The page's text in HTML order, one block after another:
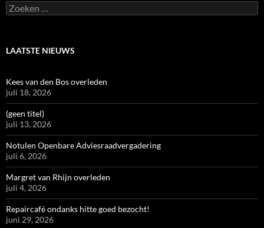
Zoeken
naar:
LAATSTE NIEUWS
Kees van den Bos overleden
juli 18, 2026
(geen titel)
juli 13, 2026
Notulen Openbare Adviesraadvergadering
juli 6, 2026
Margret van Rhijn overleden
juli 4, 2026
Repaircafé ondanks hitte goed bezocht!
juni 29, 2026